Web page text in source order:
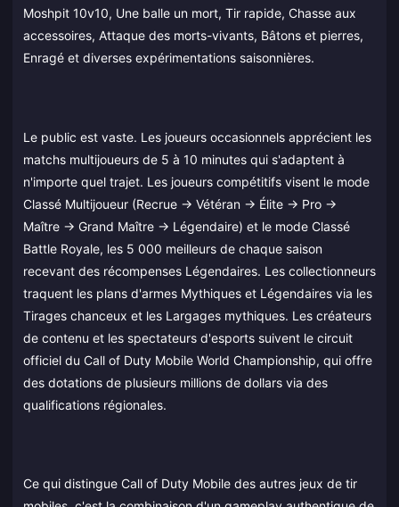
Moshpit 10v10, Une balle un mort, Tir rapide, Chasse aux
accessoires, Attaque des morts-vivants, Bâtons et pierres,
Enragé et diverses expérimentations saisonnières.
Le public est vaste. Les joueurs occasionnels apprécient les
matchs multijoueurs de 5 à 10 minutes qui s'adaptent à
n'importe quel trajet. Les joueurs compétitifs visent le mode
Classé Multijoueur (Recrue → Vétéran → Élite → Pro →
Maître → Grand Maître → Légendaire) et le mode Classé
Battle Royale, les 5 000 meilleurs de chaque saison
recevant des récompenses Légendaires. Les collectionneurs
traquent les plans d'armes Mythiques et Légendaires via les
Tirages chanceux et les Largages mythiques. Les créateurs
de contenu et les spectateurs d'esports suivent le circuit
officiel du Call of Duty Mobile World Championship, qui offre
des dotations de plusieurs millions de dollars via des
qualifications régionales.
Ce qui distingue Call of Duty Mobile des autres jeux de tir